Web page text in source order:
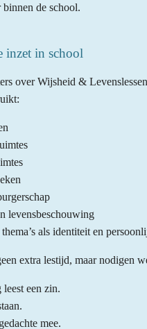
de school.
inzet in school
over Wijsheid &
levensbeschouwing
als identiteit en
extra lestijd, maar nodigen
een zin.
mee.